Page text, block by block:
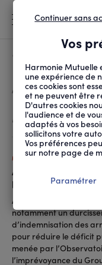
D'ARIANE
ACCUEIL SANTÉ AU TRAVAIL
Maintien
Arrêts de travail :
pour les réduire ?
MAINTIEN EN EMPLOI ET
A l’heure où le
notamment un
d’indemnisation des
pour réduire le déficit
menée par
l’imprévoyance du
Vos
Harmonie Mutuelle
une expérience de
ces cookies sont
et ne peuvent être
D'autres cookies
l'audience et de
adaptés à vos
sollicitons votre
Vos préférences
sur notre page de
Continuer sans
Paramétrer